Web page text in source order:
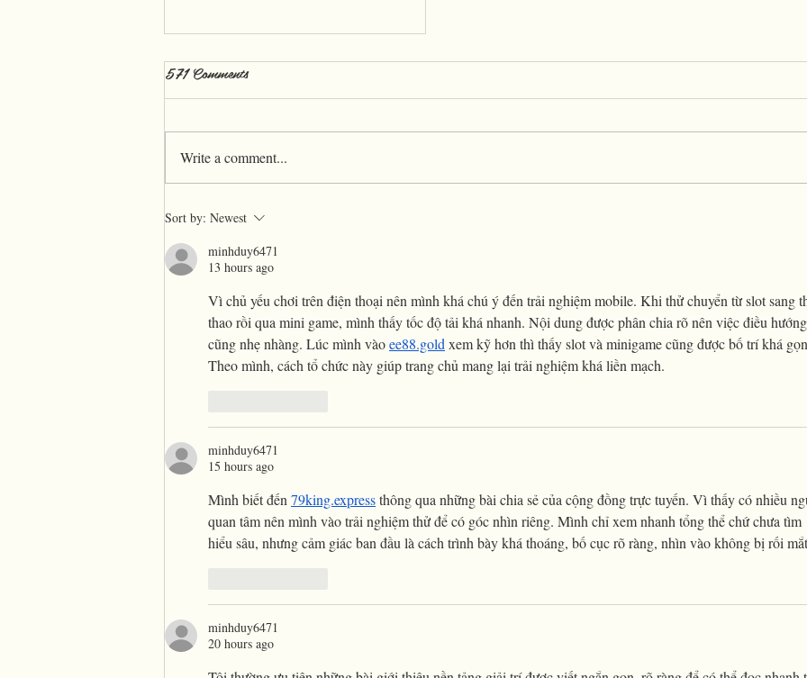
Family Friendly Fun at Sunset
Social
571 Comments
Write a comment...
Sort by: Newest
minhduy6471
13 hours ago
Vì chủ yếu chơi trên điện thoại nên mình khá chú ý đến trải nghiệm mobile. Khi thử chuyển từ slot sang
thao rồi qua mini game, mình thấy tốc độ tải khá nhanh. Nội dung được phân chia rõ nên việc điều hướng
cũng nhẹ nhàng. Lúc mình vào ee88.gold xem kỹ hơn thì thấy slot và minigame cũng được bố trí khá
Theo mình, cách tổ chức này giúp trang chủ mang lại trải nghiệm khá liền mạch.
minhduy6471
15 hours ago
Mình biết đến 79king.express thông qua những bài chia sẻ của cộng đồng trực tuyến. Vì thấy có nhiều
quan tâm nên mình vào trải nghiệm thử để có góc nhìn riêng. Mình chỉ xem nhanh tổng thể chứ chưa tìm
hiểu sâu, nhưng cảm giác ban đầu là cách trình bày khá thoáng, bố cục rõ ràng, nhìn vào không bị rối mắt
minhduy6471
20 hours ago